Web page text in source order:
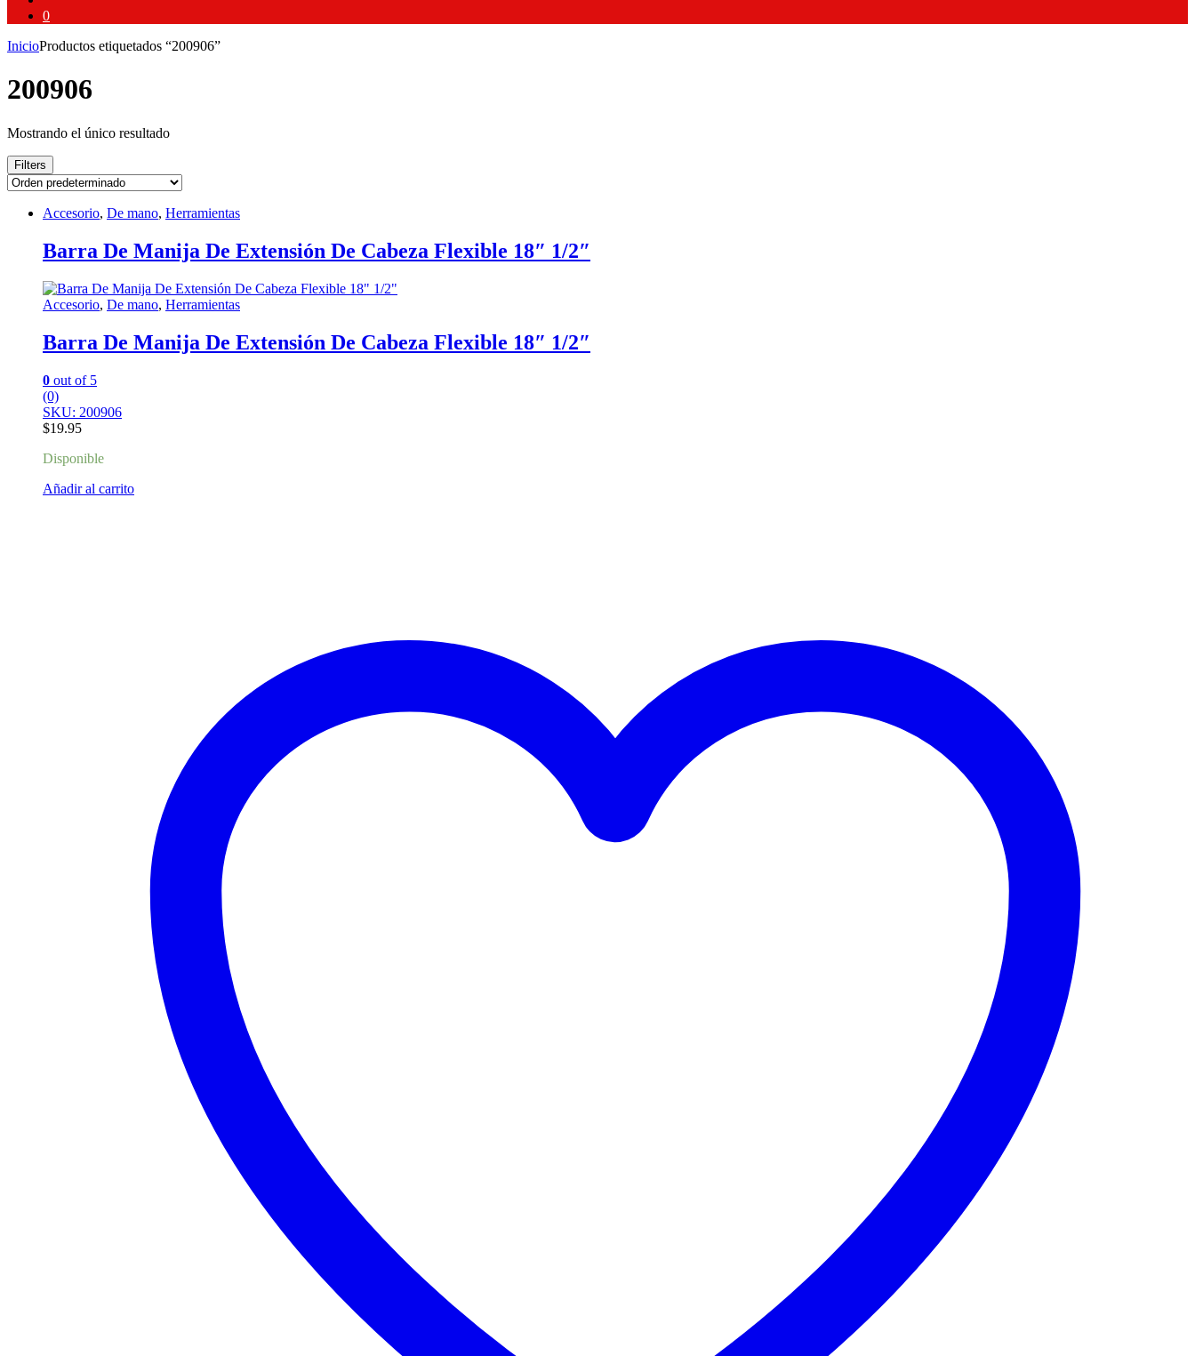
0
InicioProductos etiquetados “200906”
200906
Mostrando el único resultado
Filters
Accesorio, De mano, Herramientas
Barra De Manija De Extensión De Cabeza Flexible 18″ 1/2″
Accesorio, De mano, Herramientas
Barra De Manija De Extensión De Cabeza Flexible 18″ 1/2″
0 out of 5
(0)
SKU: 200906
$19.95
Disponible
Añadir al carrito